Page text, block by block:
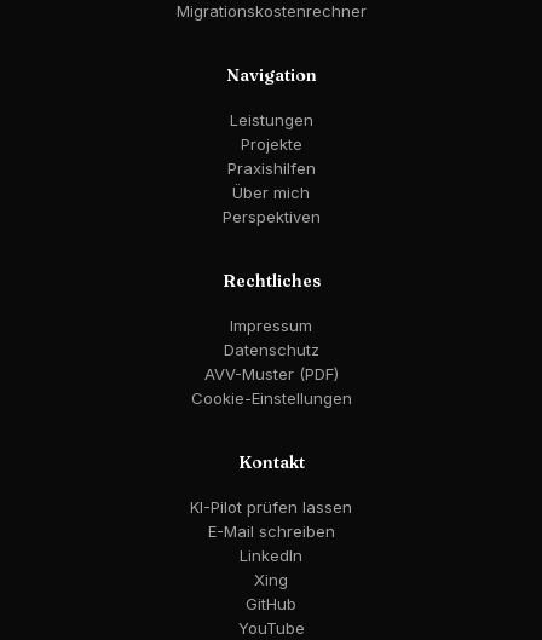
Migrationskostenrechner
Navigation
Leistungen
Projekte
Praxishilfen
Über mich
Perspektiven
Rechtliches
Impressum
Datenschutz
AVV-Muster (PDF)
Cookie-Einstellungen
Kontakt
KI-Pilot prüfen lassen
E-Mail schreiben
LinkedIn
Xing
GitHub
YouTube